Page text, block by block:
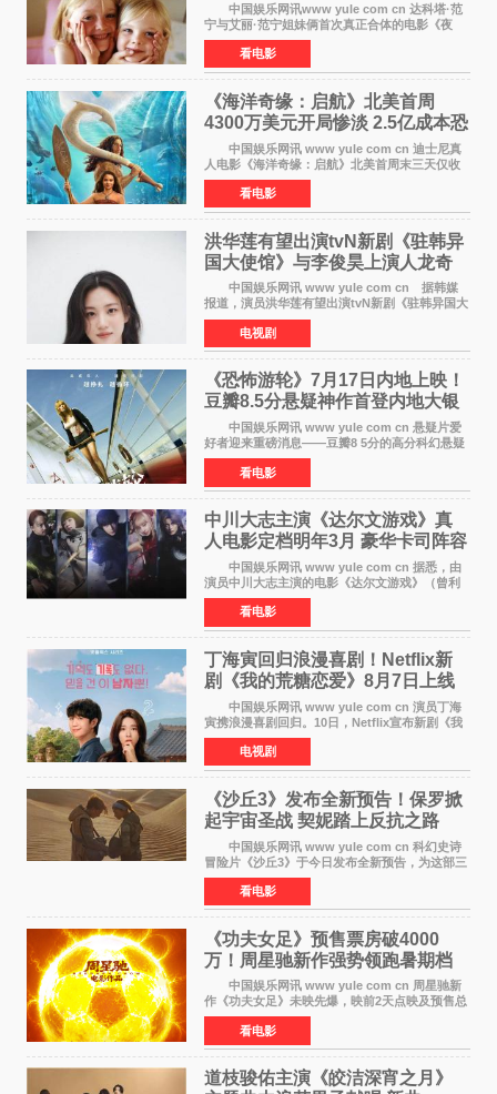
中国娱乐网讯www yule com cn 达科塔·范
宁与艾丽·范宁姐妹俩首次真正合体的电影《夜
莺》再度改档，从原定的2027年2月12日推迟至
同年3月19日北美上映，片方希望借此利用春假档
期争取更多年轻
看电影
《海洋奇缘：启航》北美首周
4300万美元开局惨淡 2.5亿成本恐
巨亏1亿
中国娱乐网讯 www yule com cn 迪士尼真
人电影《海洋奇缘：启航》北美首周末三天仅收
4300万美元（开画3827馆），中国内地首周票房
仅840万元人民币，全球开画票房约9500万美
元，远低于业内
看电影
洪华莲有望出演tvN新剧《驻韩异
国大使馆》与李俊昊上演人龙奇
幻罗曼史
中国娱乐网讯 www yule com cn 据韩媒
报道，演员洪华莲有望出演tvN新剧《驻韩异国大
使馆》女主角，与李俊昊合作，引发观众期
待。 该剧讲述了一位因管理驻韩异国大使馆
（负责管理居住在大
电视剧
《恐怖游轮》7月17日内地上映！
豆瓣8.5分悬疑神作首登内地大银
中国娱乐网讯 www yule com cn 悬疑片爱
好者迎来重磅消息——豆瓣8 5分的高分科幻悬疑
电影《恐怖游轮》正式宣布定档7月17日在内地上
映。这部由英国导演克里斯托弗·史密斯执导、惊
悚片女王梅
看电影
中川大志主演《达尔文游戏》真
人电影定档明年3月 豪华卡司阵容
公开
中国娱乐网讯 www yule com cn 据悉，由
演员中川大志主演的电影《达尔文游戏》（曾利
文彦执导）将于明年3月12日上映，该消息于7月9
日公布。 本片为累计发行量突破1000万册的
同名漫画的真
看电影
丁海寅回归浪漫喜剧！Netflix新
剧《我的荒糖恋爱》8月7日上线
中国娱乐网讯 www yule com cn 演员丁海
寅携浪漫喜剧回归。10日，Netflix宣布新剧《我
的荒糖恋爱》将于下月7日上线。 《我的荒糖
恋爱》是一部浪漫喜剧，讲述患上失忆症的检察
官高恩彩与
电视剧
《沙丘3》发布全新预告！保罗掀
起宇宙圣战 契妮踏上反抗之路
中国娱乐网讯 www yule com cn 科幻史诗
冒险片《沙丘3》于今日发布全新预告，为这部三
部曲最终章揭开神秘面纱。预告中展现了17年过
去后，保罗·厄崔迪以穆阿迪布之名登基称帝，发
动了一场
看电影
《功夫女足》预售票房破4000
万！周星驰新作强势领跑暑期档
中国娱乐网讯 www yule com cn 周星驰新
作《功夫女足》未映先爆，映前2天点映及预售总
票房已突破4000万大关，成为暑期档最受期待的
电影之一。这部融合功夫元素与足球题材的喜剧
电影，将于7月
看电影
道枝骏佑主演《皎洁深宵之月》